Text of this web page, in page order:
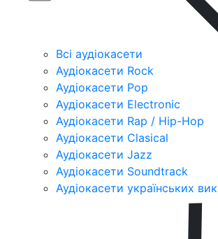
Всі аудіокасети
Аудіокасети Rock
Аудіокасети Pop
Аудіокасети Electronic
Аудіокасети Rap / Hip-Hop
Аудіокасети Clasical
Аудіокасети Jazz
Аудіокасети Soundtrack
Аудіокасети українських